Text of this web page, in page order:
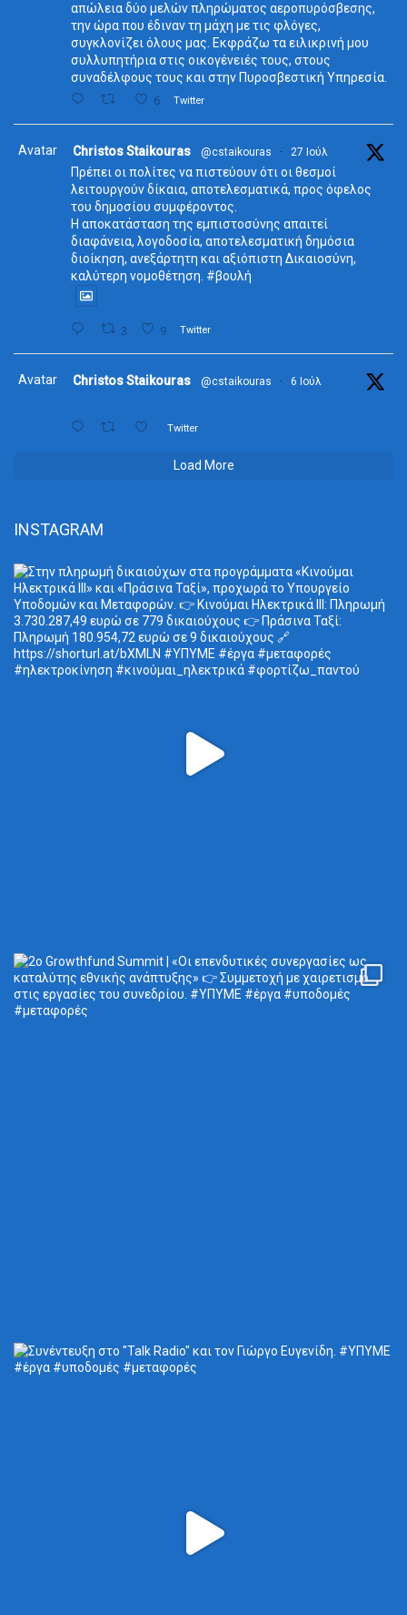
απώλεια δύο μελών πληρώματος αεροπυρόσβεσης,
την ώρα που έδιναν τη μάχη με τις φλόγες,
συγκλονίζει όλους μας. Εκφράζω τα ειλικρινή μου
συλλυπητήρια στις οικογένειές τους, στους
συναδέλφους τους και στην Πυροσβεστική Υπηρεσία.
6 Twitter
Avatar Christos Staikouras @cstaikouras · 27 Ιούλ
Πρέπει οι πολίτες να πιστεύουν ότι οι θεσμοί
λειτουργούν δίκαια, αποτελεσματικά, προς όφελος
του δημοσίου συμφέροντος.
Η αποκατάσταση της εμπιστοσύνης απαιτεί
διαφάνεια, λογοδοσία, αποτελεσματική δημόσια
διοίκηση, ανεξάρτητη και αξιόπιστη Δικαιοσύνη,
καλύτερη νομοθέτηση. #βουλή
3 9 Twitter
Avatar Christos Staikouras @cstaikouras · 6 Ιούλ
Twitter
Load More
INSTAGRAM